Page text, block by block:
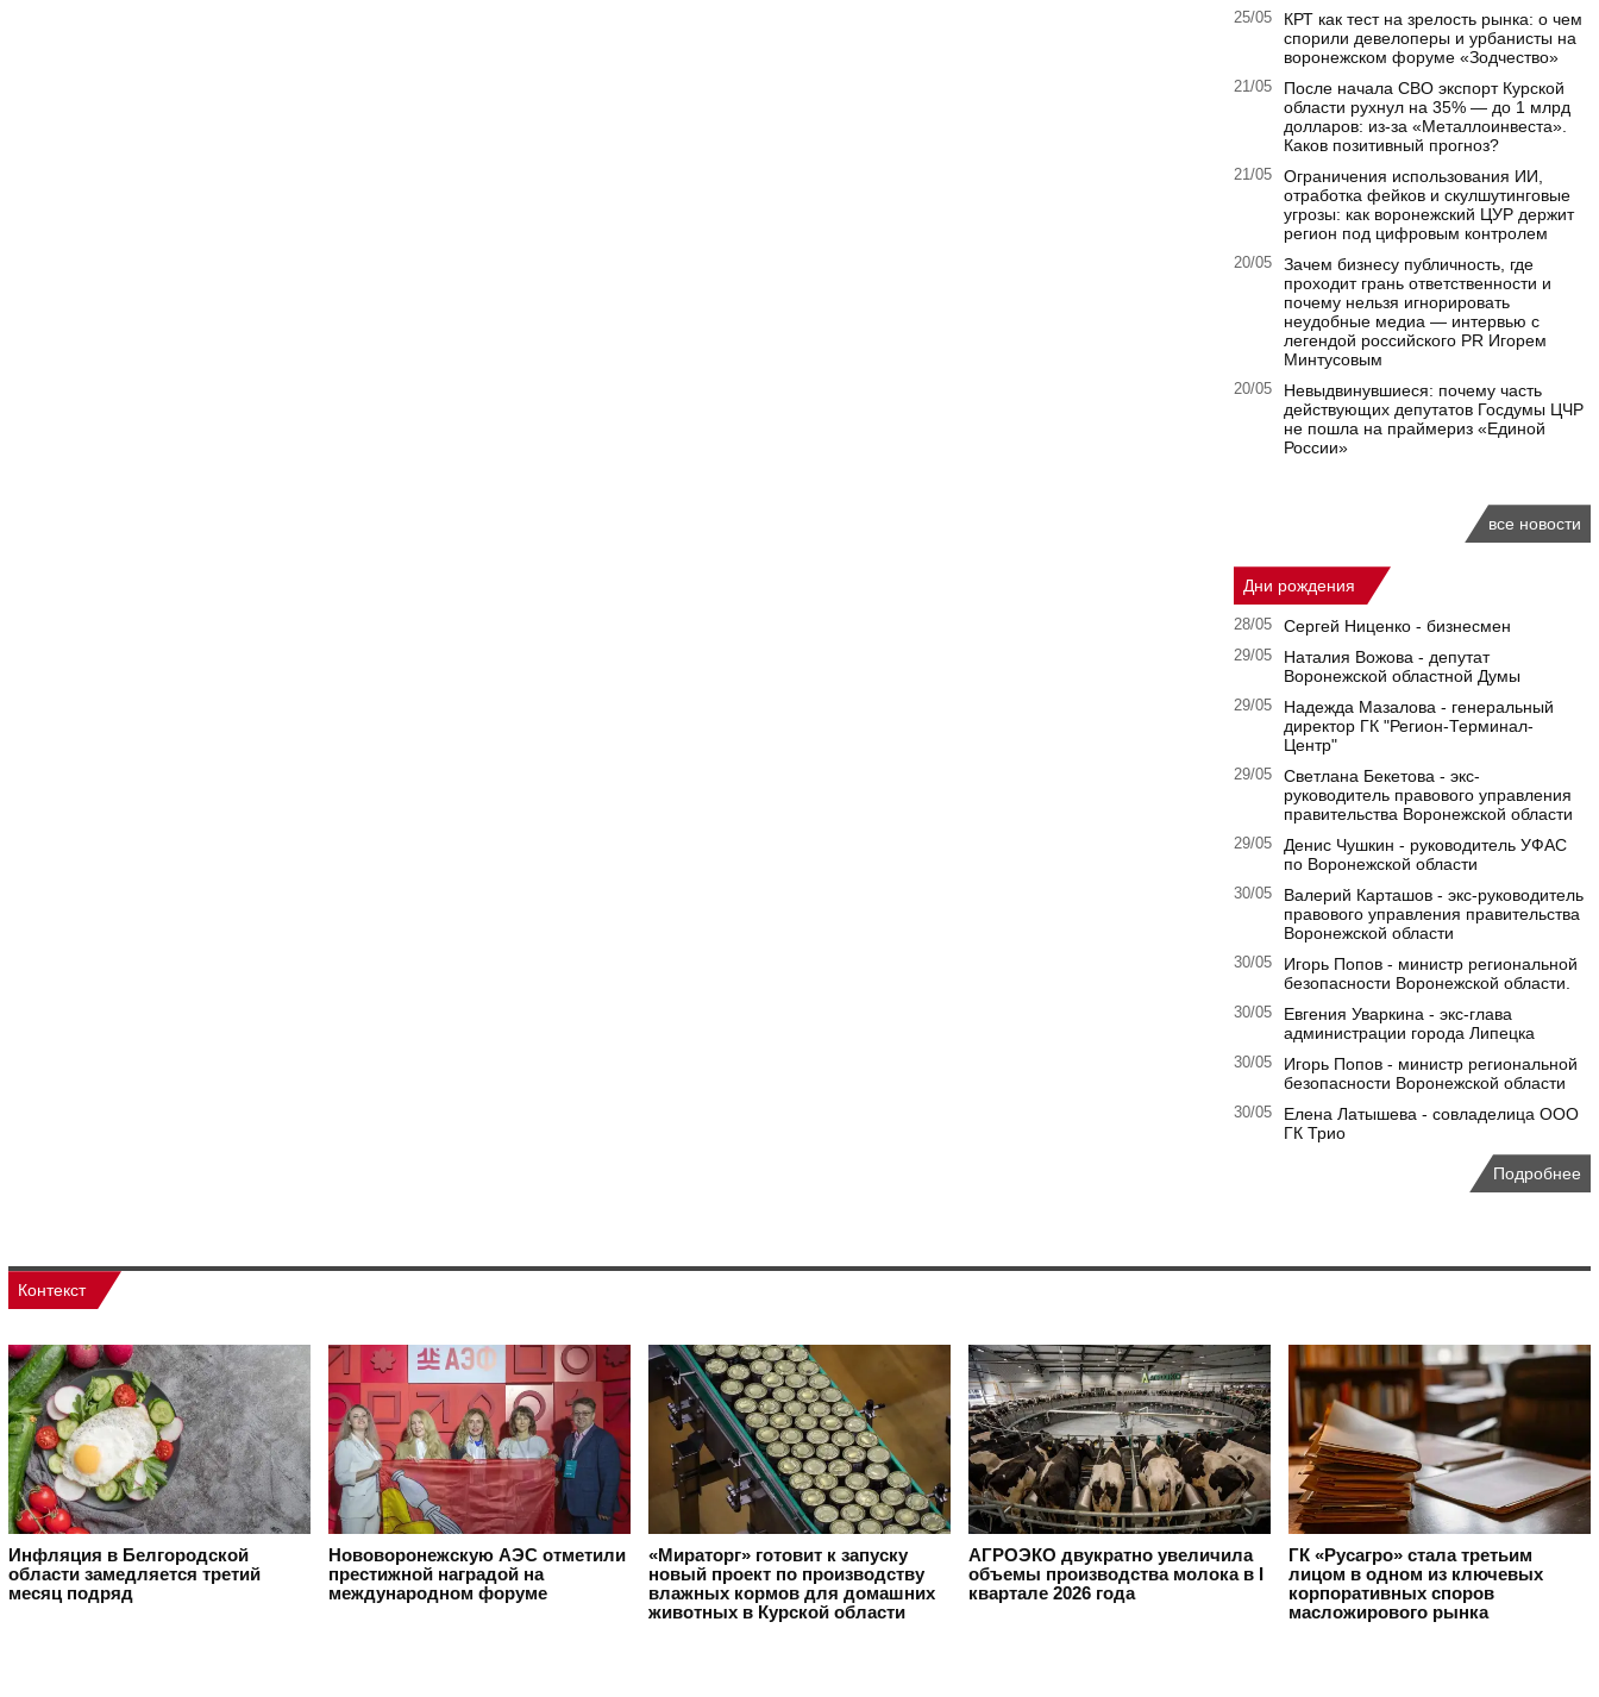
25/05
КРТ как тест на зрелость рынка: о чем
спорили девелоперы и урбанисты на
воронежском форуме «Зодчество»
21/05
После начала СВО экспорт Курской
области рухнул на 35% — до 1 млрд
долларов: из-за «Металлоинвеста».
Каков позитивный прогноз?
21/05
Ограничения использования ИИ,
отработка фейков и скулшутинговые
угрозы: как воронежский ЦУР держит
регион под цифровым контролем
20/05
Зачем бизнесу публичность, где
проходит грань ответственности и
почему нельзя игнорировать
неудобные медиа — интервью с
легендой российского PR Игорем
Минтусовым
20/05
Невыдвинувшиеся: почему часть
действующих депутатов Госдумы ЦЧР
не пошла на праймериз «Единой
России»
все новости
Дни рождения
28/05 Сергей Ниценко - бизнесмен
29/05
Наталия Вожова - депутат
Воронежской областной Думы
29/05
Надежда Мазалова - генеральный
директор ГК "Регион-Терминал-
Центр"
29/05
Светлана Бекетова - экс-
руководитель правового управления
правительства Воронежской области
29/05
Денис Чушкин - руководитель УФАС
по Воронежской области
30/05
Валерий Карташов - экс-руководитель
правового управления правительства
Воронежской области
30/05
Игорь Попов - министр региональной
безопасности Воронежской области.
30/05
Евгения Уваркина - экс-глава
администрации города Липецка
30/05
Игорь Попов - министр региональной
безопасности Воронежской области
30/05
Елена Латышева - совладелица ООО
ГК Трио
Подробнее
Контекст
Инфляция в Белгородской
области замедляется третий
месяц подряд
Нововоронежскую АЭС отметили
престижной наградой на
международном форуме
«Мираторг» готовит к запуску
новый проект по производству
влажных кормов для домашних
животных в Курской области
АГРОЭКО двукратно увеличила
объемы производства молока в I
квартале 2026 года
ГК «Русагро» стала третьим
лицом в одном из ключевых
корпоративных споров
масложирового рынка